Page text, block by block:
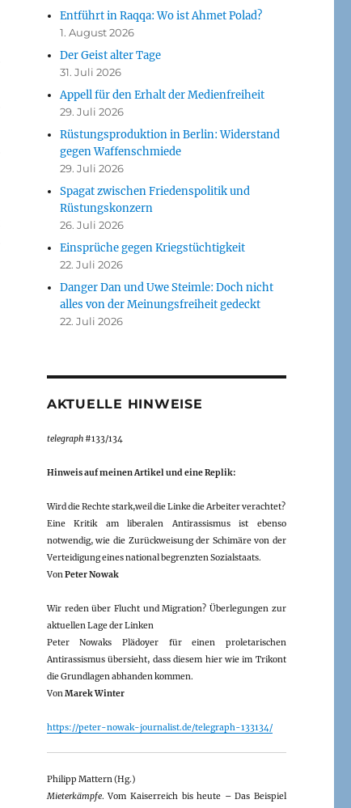
Entführt in Raqqa: Wo ist Ahmet Polad?
1. August 2026
Der Geist alter Tage
31. Juli 2026
Appell für den Erhalt der Medienfreiheit
29. Juli 2026
Rüstungsproduktion in Berlin: Widerstand
gegen Waffenschmiede
29. Juli 2026
Spagat zwischen Friedenspolitik und
Rüstungskonzern
26. Juli 2026
Einsprüche gegen Kriegstüchtigkeit
22. Juli 2026
Danger Dan und Uwe Steimle: Doch nicht
alles von der Meinungsfreiheit gedeckt
22. Juli 2026
AKTUELLE HINWEISE
telegraph#133/134
Hinweis auf meinen Artikel und eine Replik:
Wird die Rechte stark,weil die Linke die Arbeiter verachtet?
Eine Kritik am liberalen Antirassismus ist ebenso
notwendig, wie die Zurückweisung der Schimäre von der
Verteidigung eines national begrenzten Sozialstaats.
VonPeter Nowak
Wir reden über Flucht und Migration? Überlegungen zur
aktuellen Lage der Linken
Peter Nowaks Plädoyer für einen proletarischen
Antirassismus übersieht, dass diesem hier wie im Trikont
die Grundlagen abhanden kommen.
VonMarek Winter
https://peter-nowak-journalist.de/telegraph-133134/
Philipp Mattern (Hg.)
Mieterkämpfe. Vom Kaiserreich bis heute – Das Beispiel